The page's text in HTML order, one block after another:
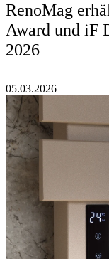
RenoMag
Award und iF
2026
05.03.2026